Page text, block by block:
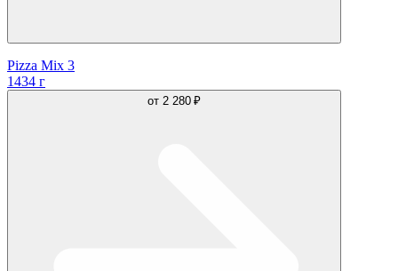
Pizza Mix 3
1434 г
от 2 280 ₽